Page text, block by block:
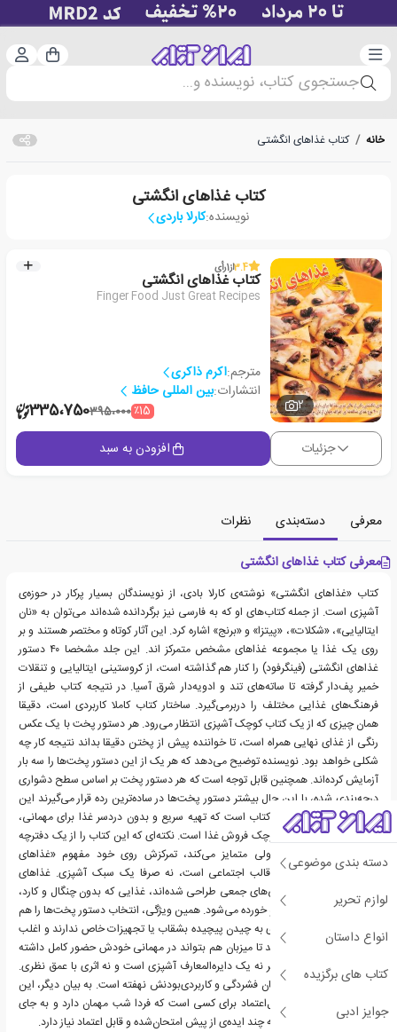
دسته‌بندی سبد
جستجوی کتاب، نویسنده و...
دسته بندی موضوعی
لوازم تحریر
انواع داستان
کتاب های برگزیده
جوایز ادبی
خانه / کتاب غذاهای انگشتی
کتاب غذاهای انگشتی
نویسنده:کارلا باردی
2
3.4از1رأی
کتاب غذاهای انگشتی
Finger Food Just Great Recipes
مترجم:اکرم ذاکری
انتشارات:بین المللی حافظ
٪15395،000335،750
جزئیات افزودن به سبد
معرفی دسته‌بندی
نظرات
معرفی کتاب غذاهای انگشتی
کتاب «غذاهای انگشتی» نوشته‌ی کارلا بادی، از نویسندگان بسیار پرکار در حوزه‌ی
آشپزی است. از جمله کتاب‌های او که به فارسی نیز برگردانده شده‌اند می‌توان به «نان
ایتالیایی»، «شکلات»، «پیتزا» و «برنج» اشاره کرد. این آثار کوتاه و مختصر هستند و بر
روی یک غذا یا مجموعه‌ غذاهای مشخص متمرکز اند. این جلد مشخصا ۴۰ دستور
غذاهای انگشتی (فینگرفود) را کنار هم گذاشته است، از کروستینی ایتالیایی و تنقلات
خمیر پف‌دار گرفته تا ساته‌های تند و ادویه‌دار شرق آسیا. در نتیجه کتاب طیفی از
فرهنگ‌های غذایی مختلف را دربرمی‌گیرد. ساختار کتاب کاملا کاربردی است، دقیقا
همان چیزی که از یک کتاب کوچک آشپزی انتظار می‌رود. هر دستور پخت با یک عکس
رنگی از غذای نهایی همراه است، تا خواننده پیش از پختن دقیقا بداند نتیجه کار چه
شکلی خواهد بود. نویسنده توضیح می‌دهد که هر یک از این دستور پخت‌ها را سه بار
آزمایش کرده‌اند. همچنین قابل توجه است که هر دستور پخت بر اساس سطح دشواری
درجه‌بندی شده، با این حال بیشتر دستور پخت‌ها در ساده‌ترین رده قرار می‌گیرند این
امر سازگار با هدف اصلی کتاب است که تهیه سریع و بدون ‌دردسر غذا برای مهمانی،
پیک‌نیک یا یک بوفه‌ی کوچک فروش غذا است. نکته‌ای که این کتاب را از یک دفترچه
دستور پخت غذای معمولی متمایز می‌کند، تمرکزش روی خود مفهوم «غذاهای
انگشتی» به‌ عنوان یک قالب اجتماعی است، نه صرفا یک سبک آشپزی. غذاهای
انگشتی ذاتا برای دورهمی‌های جمعی طراحی شده‌اند، غذایی که بدون چنگال و کارد،
ایستاده و در حال گفت‌وگو خورده می‌شود. همین ویژگی، انتخاب دستور پخت‌ها را هم
شکل داده: هیچ‌کدام نیازی به چیدن پیچیده بشقاب یا تجهیزات خاص ندارند و اغلب
از پیش قابل آماده‌سازی‌اند تا میزبان هم بتواند در مهمانی خودش حضور کامل داشته
باشد. در مجموع، اثر حاضر نه یک دایره‌المعارف آشپزی است و نه اثری با عمق نظری.
ارزش این اثر دقیقا در همان فشردگی و کاربردی‌بودنش نهفته است. به بیان دیگر، این
کتاب، منبعی سریع و قابل‌اعتماد برای کسی است که فردا شب مهمان دارد و به ‌جای
مرور صدها صفحه، فقط به چند ایده‌ی از پیش امتحان‌شده و قابل اعتماد نیاز دارد.